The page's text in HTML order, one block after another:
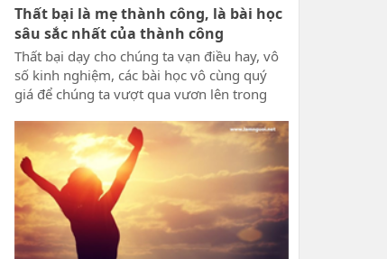
Thất bại là mẹ thành công, là bài học
sâu sắc nhất của thành công
Thất bại dạy cho chúng ta vạn điều hay, vô
số kinh nghiệm, các bài học vô cùng quý
giá để chúng ta vượt qua vươn lên trong
học sâu sắc nhất của thành công, những ai
muốn làm nên nghiệp lớn phải trải qua
những bài học thất bại cay đắng và nghiệt
ngã.